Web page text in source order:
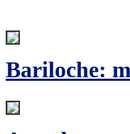
Bariloche: